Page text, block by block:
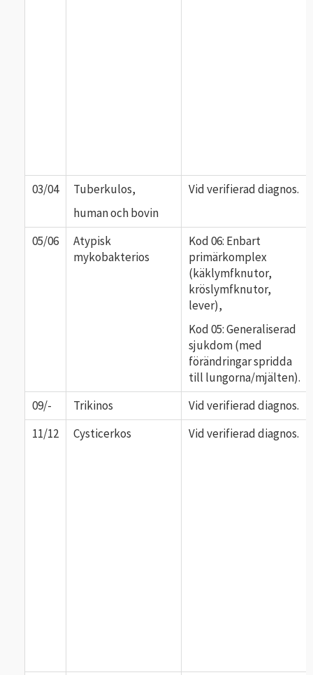
03/04
Tuberkulos,
human och bovin
Vid verifierad diagnos.
05/06
Atypisk
mykobakterios
Kod 06: Enbart
primärkomplex
(käklymfknutor,
kröslymfknutor,
lever),
Kod 05: Generaliserad
sjukdom (med
förändringar spridda
till lungorna/mjälten).
09/-
Trikinos
Vid verifierad diagnos.
11/12
Cysticerkos Vid verifierad diagnos.